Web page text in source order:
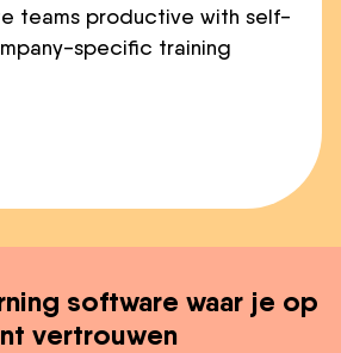
teams productive with self-
specific training
software waar je op
vertrouwen